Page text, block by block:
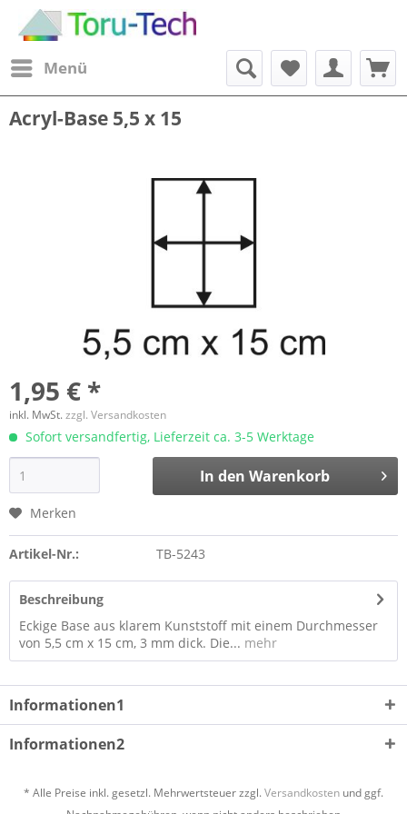
Menü
Acryl-Base 5,5 x 15
1,95 € *
inkl. MwSt.zzgl. Versandkosten
Sofort versandfertig, Lieferzeit ca. 3-5 Werktage
In den Warenkorb
Merken
Artikel-Nr.: TB-5243
Beschreibung
Eckige Base aus klarem Kunststoff mit einem Durchmesser
von 5,5 cm x 15 cm, 3 mm dick. Die... mehr
Informationen1
Informationen2
* Alle Preise inkl. gesetzl. Mehrwertsteuer zzgl.Versandkosten und ggf.